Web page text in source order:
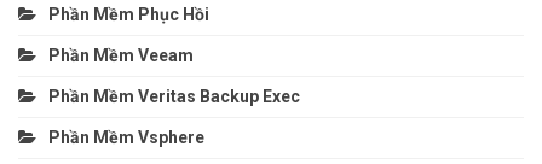
Phần Mềm Phục Hồi
Phần Mềm Veeam
Phần Mềm Veritas Backup Exec
Phần Mềm Vsphere